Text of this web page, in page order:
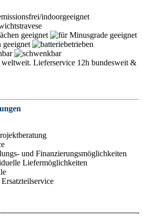
und Finanzierungsmöglichkeiten
Liefermöglichkeiten